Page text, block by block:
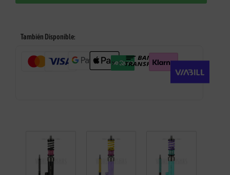
También Disponible: